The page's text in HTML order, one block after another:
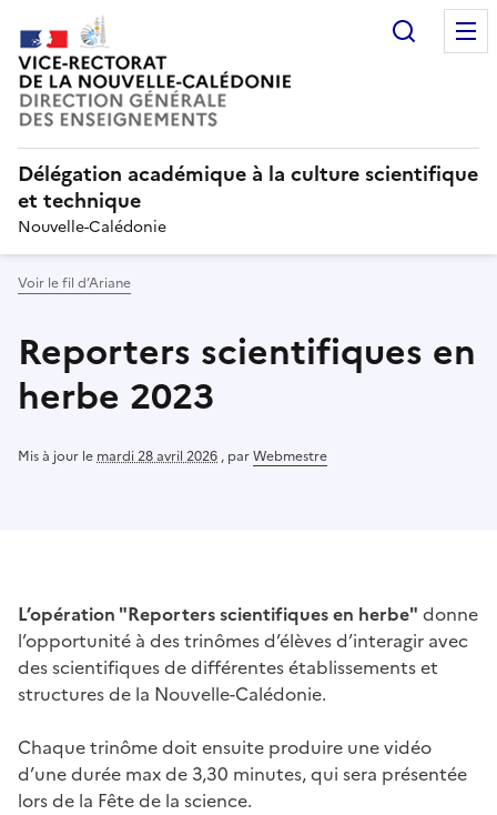
Délégation académique à la culture scientifique
et technique
Nouvelle-Calédonie
Voir le fil d’Ariane
Reporters scientifiques en
herbe 2023
Mis à jour le mardi 28 avril 2026 , parWebmestre
L’opération "Reporters scientifiques en herbe" donne
l’opportunité à des trinômes d’élèves d’interagir avec
des scientifiques de différentes établissements et
structures de la Nouvelle-Calédonie.
Chaque trinôme doit ensuite produire une vidéo
d’une durée max de 3,30 minutes, qui sera présentée
lors de la Fête de la science.